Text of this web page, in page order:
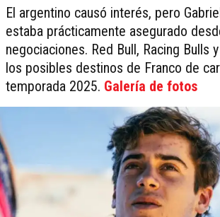
El argentino causó interés, pero
estaba prácticamente asegurado
negociaciones. Red Bull, Racing Bulls
los posibles destinos de Franco de
temporada 2025. Galería de fotos